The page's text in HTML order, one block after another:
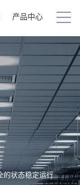
产品中心
的状态稳定运行